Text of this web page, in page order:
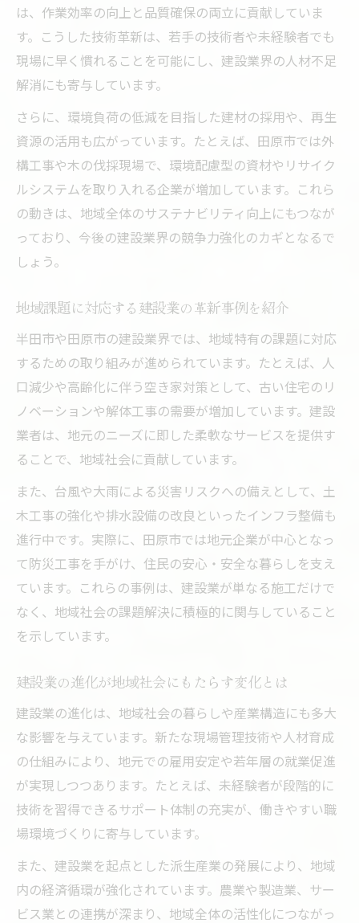
は、作業効率の向上と品質確保の両立に貢献していま
す。こうした技術革新は、若手の技術者や未経験者でも
現場に早く慣れることを可能にし、建設業界の人材不足
解消にも寄与しています。
さらに、環境負荷の低減を目指した建材の採用や、再生
資源の活用も広がっています。たとえば、田原市では外
構工事や木の伐採現場で、環境配慮型の資材やリサイク
ルシステムを取り入れる企業が増加しています。これら
の動きは、地域全体のサステナビリティ向上にもつなが
っており、今後の建設業界の競争力強化のカギとなるで
しょう。
地域課題に対応する建設業の革新事例を紹介
半田市や田原市の建設業界では、地域特有の課題に対応
するための取り組みが進められています。たとえば、人
口減少や高齢化に伴う空き家対策として、古い住宅のリ
ノベーションや解体工事の需要が増加しています。建設
業者は、地元のニーズに即した柔軟なサービスを提供す
ることで、地域社会に貢献しています。
また、台風や大雨による災害リスクへの備えとして、土
木工事の強化や排水設備の改良といったインフラ整備も
進行中です。実際に、田原市では地元企業が中心となっ
て防災工事を手がけ、住民の安心・安全な暮らしを支え
ています。これらの事例は、建設業が単なる施工だけで
なく、地域社会の課題解決に積極的に関与していること
を示しています。
建設業の進化が地域社会にもたらす変化とは
建設業の進化は、地域社会の暮らしや産業構造にも多大
な影響を与えています。新たな現場管理技術や人材育成
の仕組みにより、地元での雇用安定や若年層の就業促進
が実現しつつあります。たとえば、未経験者が段階的に
技術を習得できるサポート体制の充実が、働きやすい職
場環境づくりに寄与しています。
また、建設業を起点とした派生産業の発展により、地域
内の経済循環が強化されています。農業や製造業、サー
ビス業との連携が深まり、地域全体の活性化につながっ